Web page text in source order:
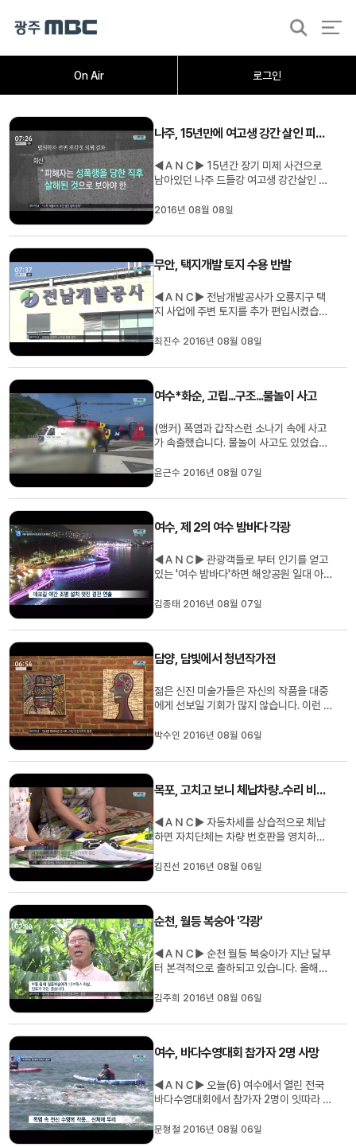
On Air 로그인
검
오늘의뉴스뉴스데스크 취재가시작되자
나주, 15년만에 여고생 강간 살인 피의자 기소
◀ＡＮＣ▶ 15년간 장기 미제 사건으로
남아있던 나주 드들강 여고생 강간살인 사
검찰이 새로운 증거들을 확보해 피의자를
Ｒ▶ 15년 전 겨울, 한 여고생이 목이 졸린
니다. (c.g) 당시 범인을 찾지 못...
2016년 08월 08일
무안, 택지개발 토지 수용 반발
◀ＡＮＣ▶ 전남개발공사가 오룡지구 택
지 사업에 주변 토지를 추가 편입시켰습니
권을 침해당했다고 반발하지만 개발공사는
자가 보도합니다. ◀ＥＮＤ▶ ◀ＶＣＲ▶
오룡지구 택지개발사업 면적은 2백76...
최진수 2016년 08월 08일
여수*화순, 고립...구조...물놀이 사고
(앵커) 폭염과 갑작스런 소나기 속에 사고
가 속출했습니다. 물놀이 사고도 있었습니
고 쓰러진 선원을 해경이 헬기로 후송하고
오늘 새벽 6시쯤 여수시 삼산면 광도 남동
의식을 잃었습니다. 신고...
윤근수 2016년 08월 07일
여수, 제 2의 여수 밤바다 각광
◀ＡＮＣ▶ 관광객들로 부터 인기를 얻고
있는 '여수 밤바다'하면 해양공원 일대 아름
밤바다 야경을 다른 해안가 곳곳으로 확산
종태 기자가 취재했습니다. ◀ＥＮＤ▶ 여
여미터의 데크길이 길게 들...
김종태 2016년 08월 07일
담양, 담빛에서 청년작가전
젊은 신진 미술가들은 자신의 작품을 대중
에게 선보일 기회가 많지 않습니다. 이런 작
적기업이 의미있는 전시회를 마련했습니
있는 로봇 옆에서 앳된 소녀가 시중을 드는
그려졌습니다. 물이 차있는...
박수인 2016년 08월 06일
목포, 고치고 보니 체납차량..수리 비용은?
◀ＡＮＣ▶ 자동차세를 상습적으로 체납
하면 자치단체는 차량 번호판을 영치하거
공업사에서 이런 체납 차량을 수리했는데,
가져가버렸다면 어떨까요? 김진선 기자입
동차공업사를 운영해온 천 모 씨 ...
김진선 2016년 08월 06일
순천, 월등 복숭아 '각광'
◀ＡＮＣ▶ 순천 월등 복숭아가 지난 달부
터 본격적으로 출하되고 있습니다. 올해는
작 수준을 넘어서고 있다는데요. 김주희 기
순천 월등면 일원에 어른 주먹만한 크기의
달 부터 시작된 순천 월등 복...
김주희 2016년 08월 06일
여수, 바다수영대회 참가자 2명 사망
◀ＡＮＣ▶ 오늘(6) 여수에서 열린 전국
바다수영대회에서 참가자 2명이 잇따라 의
수영복까지 입고 경기에 나서면서 몸에 무
문형철 2016년 08월 06일